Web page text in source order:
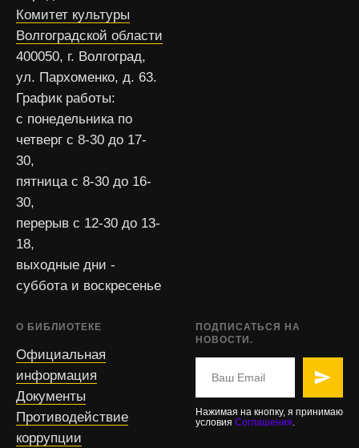
Комитет культуры
Волгоградской области
400050, г. Волгоград,
ул. Пархоменко, д. 63.
График работы:
с понедельника по
четверг с 8-30 до 17-
30,
пятница с 8-30 до 16-
30,
перерыв с 12-30 до 13-
18,
выходные дни -
суббота и воскресенье
О БИБЛИОТЕКЕ
Официальная
информация
Документы
Противодействие
коррупции
ПОДПИСАТЬСЯ НА
НОВОСТИ.
Нажимая на кнопку, я принимаю
условия Соглашения.